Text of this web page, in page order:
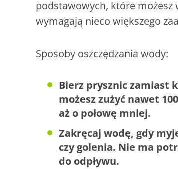
podstawowych, które możesz
wymagają nieco większego
Sposoby oszczędzania wody:
Bierz prysznic zamiast
możesz zużyć nawet
aż o połowę mniej.
Zakręcaj wodę, gdy
czy golenia. Nie ma
do odpływu.